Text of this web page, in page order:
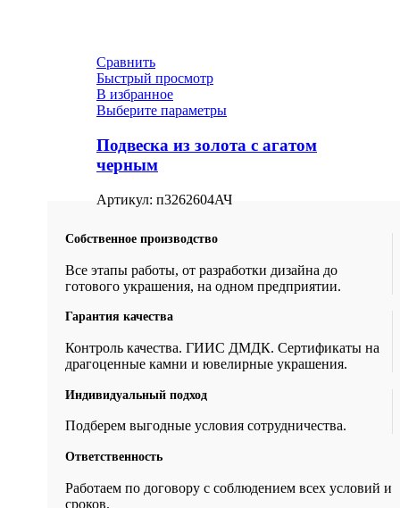
Сравнить
Быстрый просмотр
В избранное
Выберите параметры
Подвеска из золота с агатом
черным
Артикул: п3262604АЧ
Собственное производство
Все этапы работы, от разработки дизайна до
готового украшения, на одном предприятии.
Гарантия качества
Контроль качества. ГИИС ДМДК. Сертификаты на
драгоценные камни и ювелирные украшения.
Индивидуальный подход
Подберем выгодные условия сотрудничества.
Ответственность
Работаем по договору с соблюдением всех условий и
сроков.